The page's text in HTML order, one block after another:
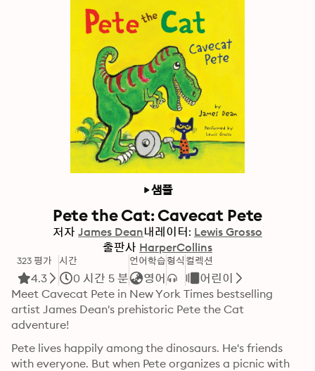
샘플
Pete the Cat: Cavecat Pete
저자 James Dean내레이터: Lewis Grosso
출판사 HarperCollins
323 평가
4.3
시간
0 시간 5 분
언어학습
영어
형식 컬렉션
어린이
Meet Cavecat Pete in New York Times bestselling
artist James Dean's prehistoric Pete the Cat
Pete lives happily among the dinosaurs. He's friends
with everyone. But when Pete organizes a picnic with